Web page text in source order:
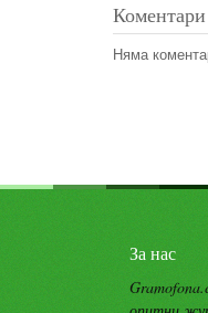
Няма
За нас